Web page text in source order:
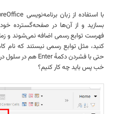
بسازید و از آن‌ها در صفحه‌گسترده خود
فهرست توابع رسمی اضافه نمی‌شوند و
کنید، مثل توابع رسمی نیستند که نام
حتی با فشردن دکمهٔ Enter هم در سلول درج نمی‌شوند.
خب پس باید چه کار کنیم؟